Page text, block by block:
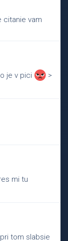
citanie vam
je v pici
>
mi tu
tom slabsie